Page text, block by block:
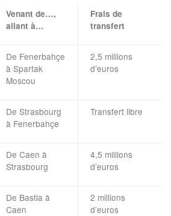
Venant de…,
allant à…
Frais de
transfert
De Fenerbahçe
à Spartak
Moscou
2,5 millions
d’euros
De Strasbourg
à Fenerbahçe
Transfert libre
De Caen à
Strasbourg
4,5 millions
d’euros
De Bastia à
Caen
2 millions
d’euros